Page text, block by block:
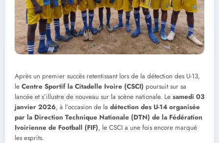
Après un premier succès retentissant lors de la détection des U-13,
le Centre Sportif la Citadelle Ivoire (CSCI) poursuit sur sa
lancée et s’illustre de nouveau sur la scène nationale. Le samedi 03
janvier 2026, à l’occasion de la détection des U-14 organisée
par la Direction Technique Nationale (DTN) de la Fédération
Ivoirienne de Football (FIF), le CSCI a une fois encore marqué
les esprits.